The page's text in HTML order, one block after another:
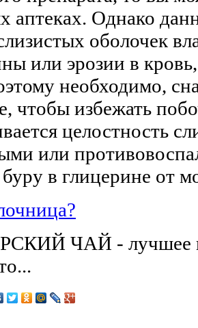
аптеках. Однако
оболочек
или эрозии в
необходимо,
чтобы избежать
целостность
или
в глицерине от
ЧАЙ - лучшее